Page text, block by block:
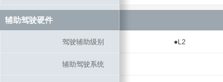
辅助驾驶硬件
驾驶辅助级别 ●L2
辅助驾驶系统
辅助驾驶硬件
驾驶辅助级别
辅助驾驶系统